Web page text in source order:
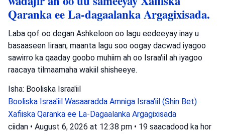
Qaranka ee La-dagaalanka Argagixisada.
Laba qof oo degan Ashkeloon oo lagu eedeeyay inay u
basaaseen Iiraan; maanta lagu soo oogay dacwad iyagoo
sawirro ka qaaday goobo muhiim ah oo Israa'iil ah iyagoo
raacaya tilmaamaha wakiil shisheeye.
Isha: Booliska Israa'iil
Booliska Israa'iil Wasaaradda Amniga Israa'iil (Shin Bet)
Xafiiska Qaranka ee La-Dagaalanka Argagixisada
ciidan • August 6, 2026 at 12:38 pm • 19 saacadood ka hor